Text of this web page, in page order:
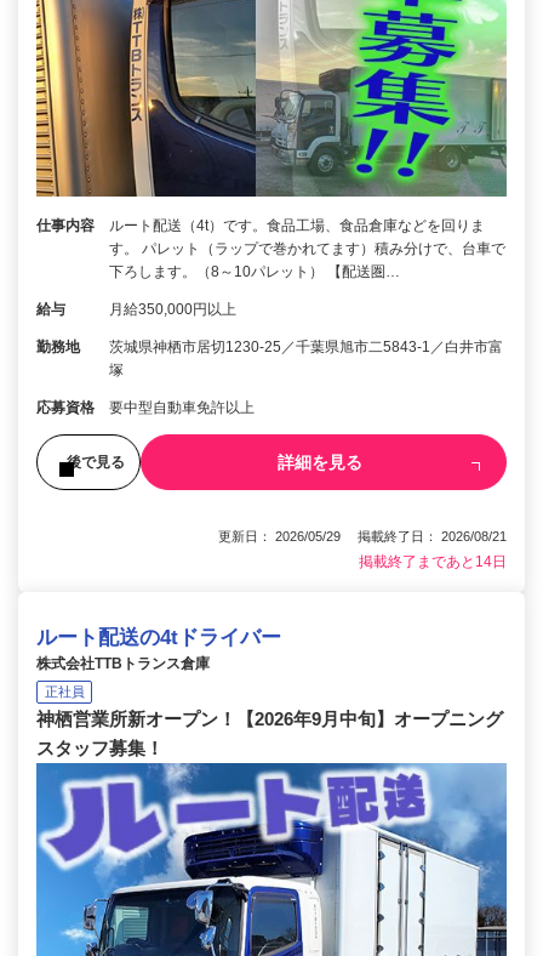
仕事内容
ルート配送（4t）です。食品工場、食品倉庫などを回りま
す。 パレット（ラップで巻かれてます）積み分けで、台車で
下ろします。（8～10パレット） 【配送圏…
給与 月給350,000円以上
勤務地
茨城県神栖市居切1230‐25／千葉県旭市二5843-1／白井市富
塚
応募資格 要中型自動車免許以上
後で見る 詳細を見る
更新日： 2026/05/29 掲載終了日： 2026/08/21
掲載終了まであと14日
ルート配送の4tドライバー
株式会社TTBトランス倉庫
正社員
神栖営業所新オープン！【2026年9月中旬】オープニング
スタッフ募集！